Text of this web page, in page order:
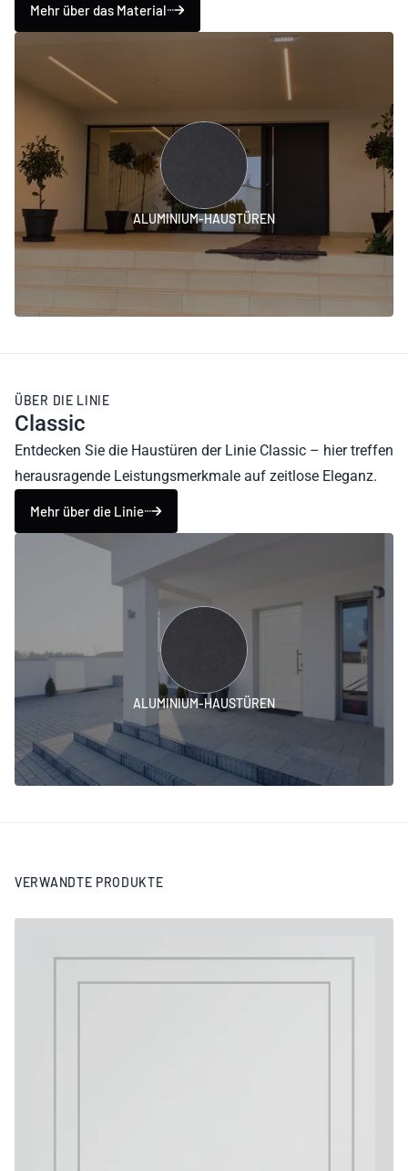
Mehr über das Material
ALUMINIUM-HAUSTÜREN
ÜBER DIE LINIE
Classic
Entdecken Sie die Haustüren der Linie Classic – hier treffen
herausragende Leistungsmerkmale auf zeitlose Eleganz.
Mehr über die Linie
ALUMINIUM-HAUSTÜREN
VERWANDTE PRODUKTE